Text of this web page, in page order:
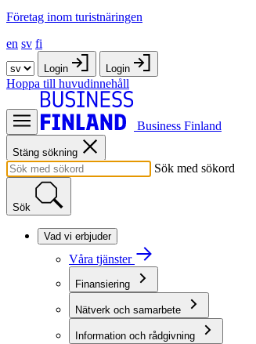
Företag inom turistnäringen
en sv fi
Login Login
Hoppa till huvudinnehåll
Business Finland
Stäng sökning
Sök med sökord
Sök
Vad vi erbjuder
Våra tjänster
Finansiering
Nätverk och samarbete
Information och rådgivning